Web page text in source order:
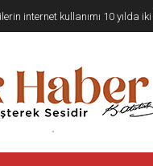
internet kullanımı 10 yılda iki